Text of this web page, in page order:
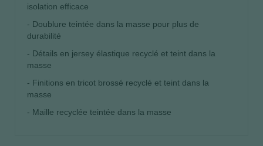
isolation efficace
- Doublure teintée dans la masse pour plus de
durabilité
- Détails en jersey élastique recyclé et teint dans la
masse
- Finitions en tricot brossé recyclé et teint dans la
masse
- Maille recyclée teintée dans la masse